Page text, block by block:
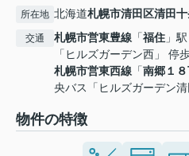
所在地 北海道札幌市清田区清田
交通 札幌市営東豊線 「福住 」
「ヒルズガーデン西」 停
札幌市営東西線 「南郷１８
央バス「ヒルズガーデン
物件の特徴